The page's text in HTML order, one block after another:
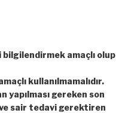
amaçlı olup
kullanılmamalıdır.
yapılması gereken son
sair tedavi gerektiren